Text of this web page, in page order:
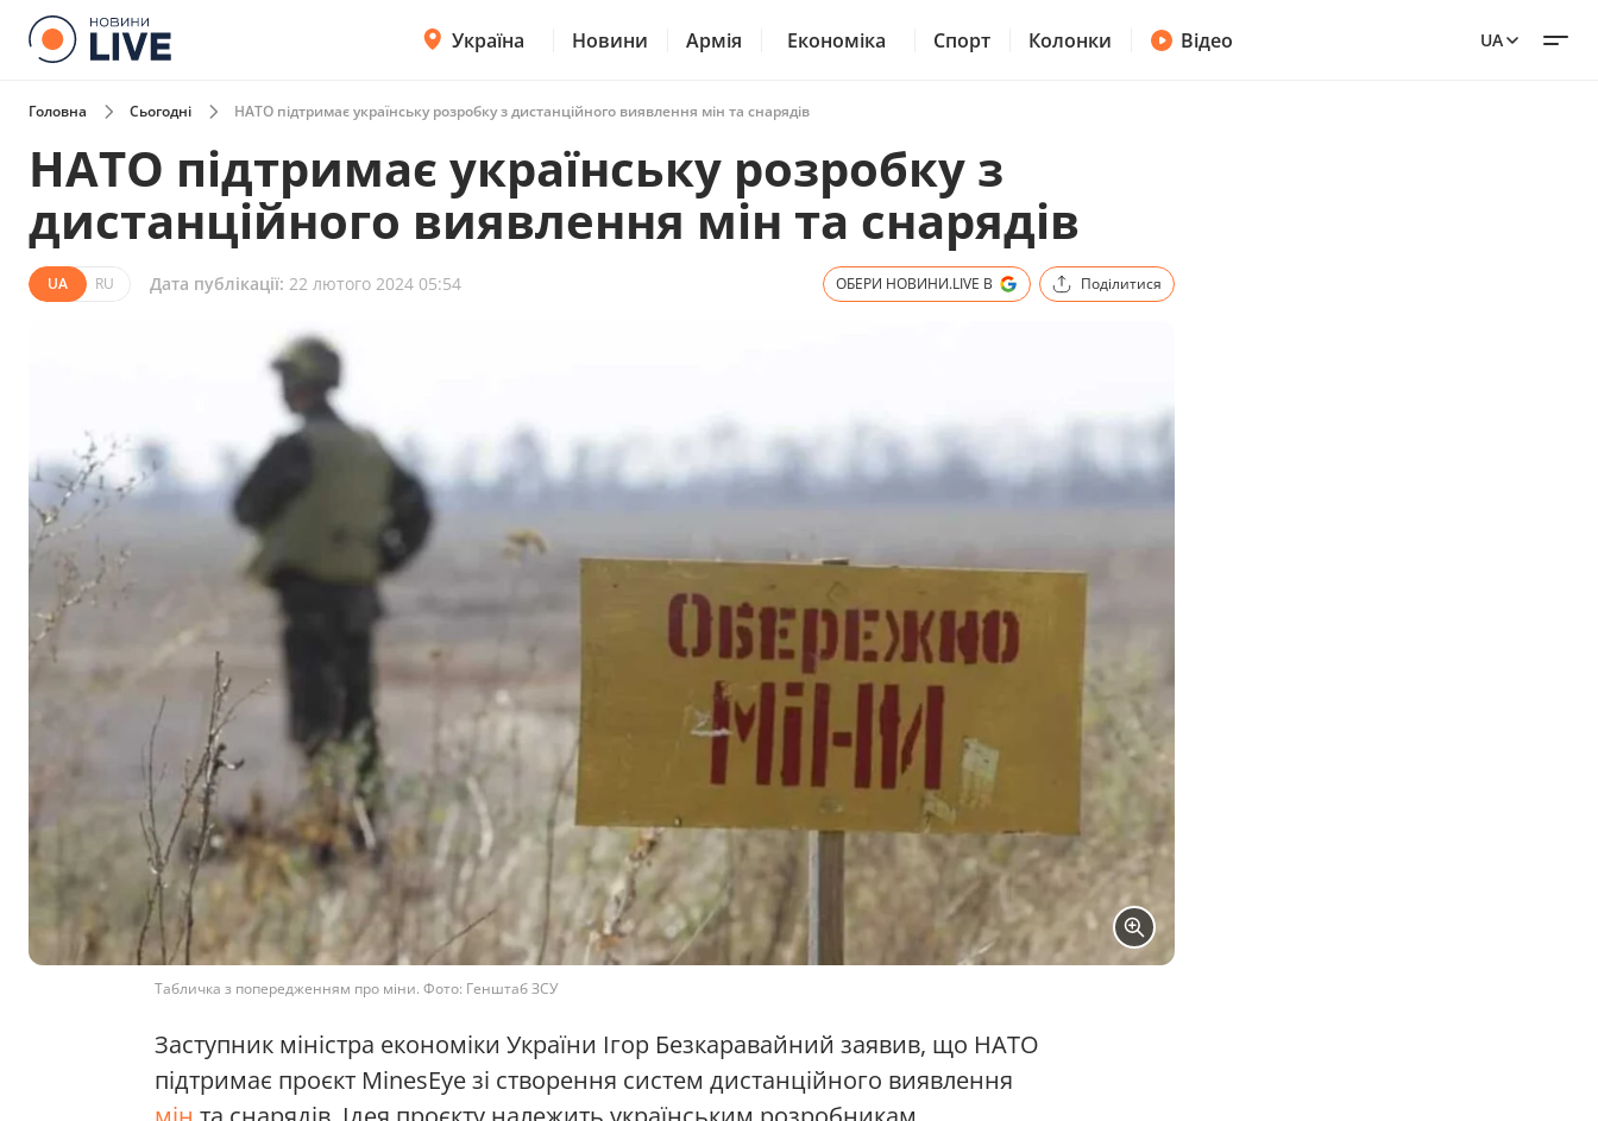
Україна Новини Армія Економіка Спорт Колонки Відео UA
Головна Сьогодні НАТО підтримає українську розробку з дистанційного виявлення мін та снарядів
НАТО підтримає українську розробку з
дистанційного виявлення мін та снарядів
UA RU Дата публікації: 22 лютого 2024 05:54 ОБЕРИ НОВИНИ.LIVE В Поділитися
Табличка з попередженням про міни. Фото: Генштаб ЗСУ
Заступник міністра економіки України Ігор Безкаравайний заявив, що НАТО
підтримає проєкт MinesEye зі створення систем дистанційного виявлення